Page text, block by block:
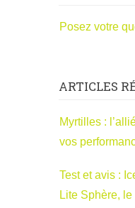
Posez votre
ARTICLES
Myrtilles :
vos
Test et avis :
Lite Sphère,